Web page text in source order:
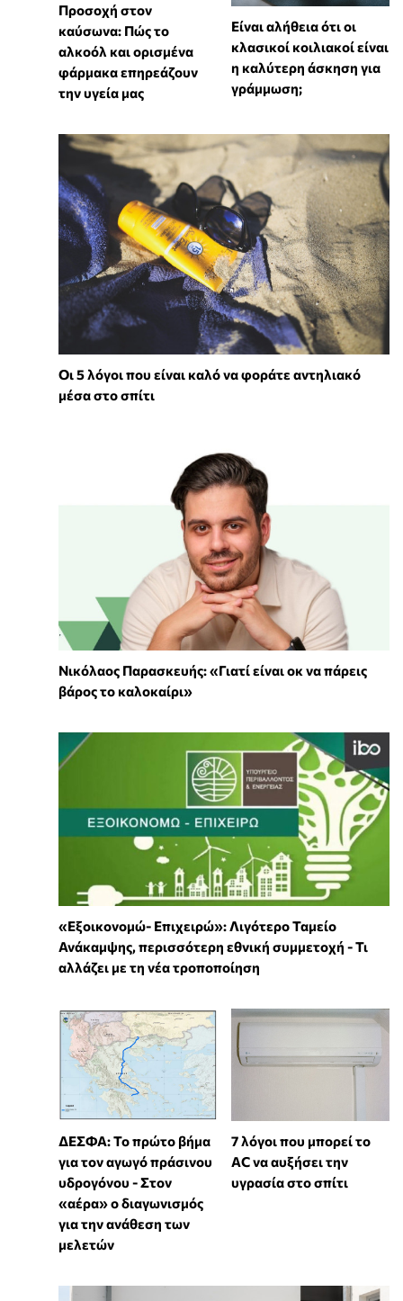
Προσοχή στον
καύσωνα: Πώς το
αλκοόλ και ορισμένα
φάρμακα επηρεάζουν
την υγεία μας
Είναι αλήθεια ότι οι
κλασικοί κοιλιακοί είναι
η καλύτερη άσκηση για
γράμμωση;
Οι 5 λόγοι που είναι καλό να φοράτε αντηλιακό
μέσα στο σπίτι
Νικόλαος Παρασκευής: «Γιατί είναι οκ να πάρεις
βάρος το καλοκαίρι»
«Εξοικονομώ- Επιχειρώ»: Λιγότερο Ταμείο
Ανάκαμψης, περισσότερη εθνική συμμετοχή - Τι
αλλάζει με τη νέα τροποποίηση
ΔΕΣΦΑ: Το πρώτο βήμα
για τον αγωγό πράσινου
υδρογόνου - Στον
«αέρα» ο διαγωνισμός
για την ανάθεση των
μελετών
7 λόγοι που μπορεί το
AC να αυξήσει την
υγρασία στο σπίτι